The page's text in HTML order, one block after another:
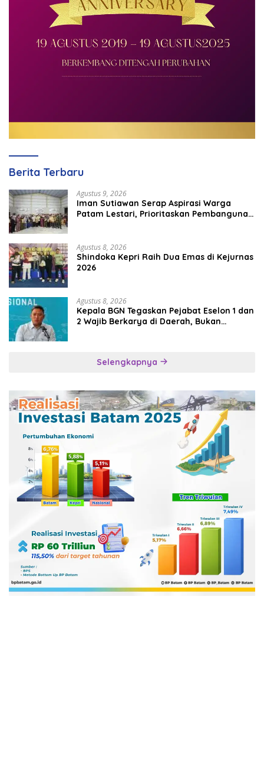
Berita Terbaru
Agustus 9, 2026
Iman Sutiawan Serap Aspirasi Warga
Patam Lestari, Prioritaskan Pembangunan
Agustus 8, 2026
Shindoka Kepri Raih Dua Emas di Kejurnas
2026
Agustus 8, 2026
Kepala BGN Tegaskan Pejabat Eselon 1 dan
2 Wajib Berkarya di Daerah, Bukan
Selengkapnya